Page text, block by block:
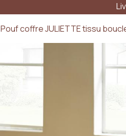
Pouf coffre JULIETTE tissu